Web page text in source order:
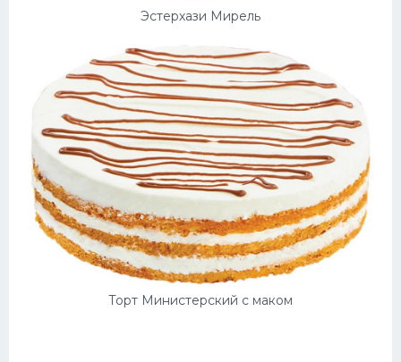
Эстерхази Мирель
Торт Министерский с маком